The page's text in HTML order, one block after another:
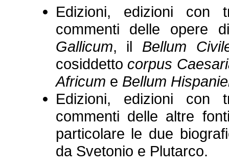
Edizioni, edizioni con
commenti delle opere
Gallicum, il Bellum
cosiddetto corpus
Africum e Bellum
Edizioni, edizioni con
commenti delle altre
particolare le due
da Svetonio e Plutarco.